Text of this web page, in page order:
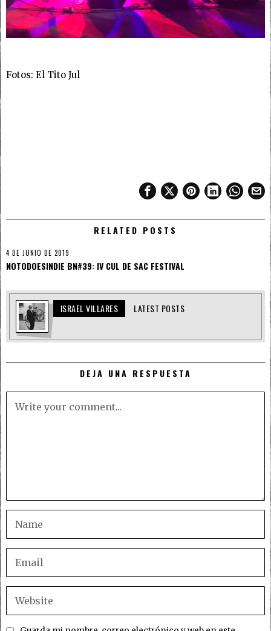
Fotos: El Tito Jul
RELATED POSTS
4 DE JUNIO DE 2019
NOTODOESINDIE BN#39: IV CUL DE SAC FESTIVAL
ISRAEL VILLARES LATEST POSTS
DEJA UNA RESPUESTA